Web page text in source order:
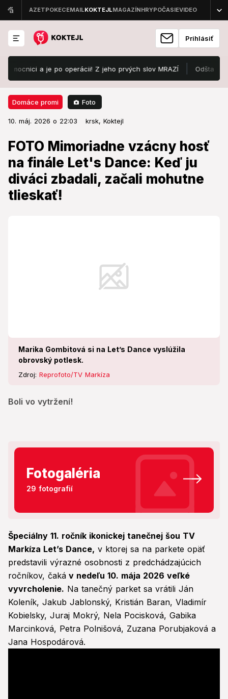
Prihlásiť
a je po operácii! Z jeho prvých slov MRAZÍ Odštartoval
Domáce promi Foto
10. máj. 2026 o 22:03 krsk, Koktejl
FOTO Mimoriadne vzácny hosť
na finále Let's Dance: Keď ju
diváci zbadali, začali mohutne
tlieskať!
Marika Gombitová si na Let’s Dance vyslúžila
obrovský potlesk.
Zdroj: Reprofoto/TV Markíza
Boli vo vytržení!
Domáce promi 10. máj. 2026 o 22:03
FOTO Mimoriadne vzácny hosť na
finále Let's Dance: Keď ju diváci
zbadali, začali mohutne tlieskať!
Boli vo vytržení!
Fotogaléria
29 fotografií
Špeciálny 11. ročník ikonickej tanečnej šou TV
Markíza Let’s Dance, v ktorej sa na parkete opäť
predstavili výrazné osobnosti z predchádzajúcich
ročníkov, čaká v nedeľu 10. mája 2026 veľké
vyvrcholenie. Na tanečný parket sa vrátili Ján
Koleník, Jakub Jablonský, Kristián Baran, Vladimír
Kobielsky, Juraj Mokrý, Nela Pocisková, Gabika
Marcinková, Petra Polnišová, Zuzana Porubjaková a
Jana Hospodárová.